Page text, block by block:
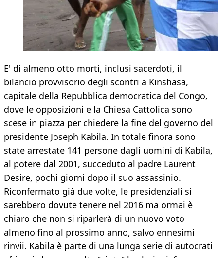
E' di almeno otto morti, inclusi sacerdoti, il
bilancio provvisorio degli scontri a Kinshasa,
capitale della Repubblica democratica del Congo,
dove le opposizioni e la Chiesa Cattolica sono
scese in piazza per chiedere la fine del governo del
presidente Joseph Kabila. In totale finora sono
state arrestate 141 persone dagli uomini di Kabila,
al potere dal 2001, succeduto al padre Laurent
Desire, pochi giorni dopo il suo assassinio.
Riconfermato già due volte, le presidenziali si
sarebbero dovute tenere nel 2016 ma ormai è
chiaro che non si riparlerà di un nuovo voto
almeno fino al prossimo anno, salvo ennesimi
rinvii. Kabila è parte di una lunga serie di autocrati